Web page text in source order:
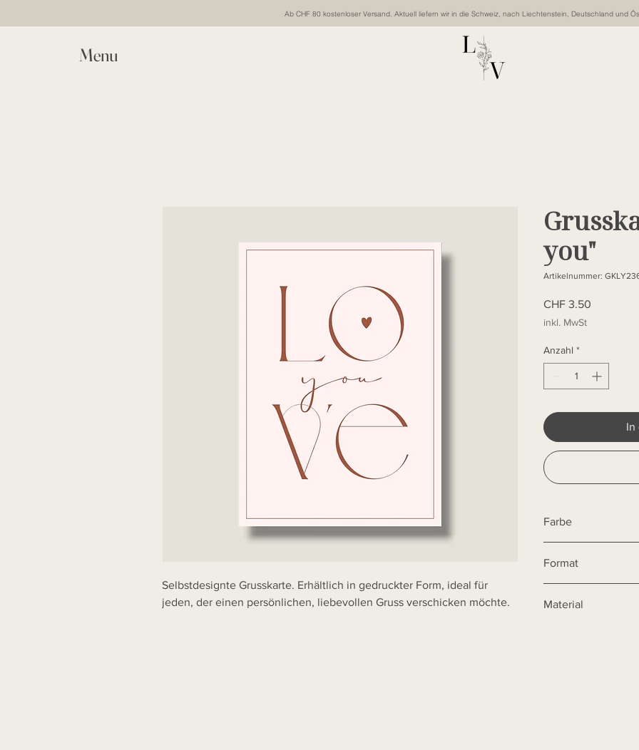
Ab CHF 80 kostenloser Versand. Aktuell liefern wir in die Schweiz, nach Liechtenstein, Deutschland und
Menu
Selbstdesignte Grusskarte. Erhältlich in gedruckter Form, ideal für
jeden, der einen persönlichen, liebevollen Gruss verschicken möchte.
you"
Artikelnummer:
CHF 3.50
inkl. MwSt
Anzahl *
In
Farbe
Bildschirm abweichen
Format
Material